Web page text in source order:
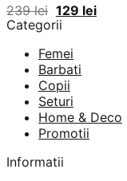
239lei Prețul
inițial
a
fost:
239 lei.
129 leiPrețul
curent
Categorii
Femei
Barbati
Copii
Seturi
Home & Deco
Promotii
Informatii